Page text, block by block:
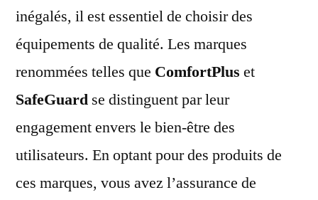
inégalés, il est essentiel de choisir des
équipements de qualité. Les marques
renommées telles que ComfortPlus et
SafeGuard se distinguent par leur
engagement envers le bien-être des
utilisateurs. En optant pour des produits de
ces marques, vous avez l’assurance de